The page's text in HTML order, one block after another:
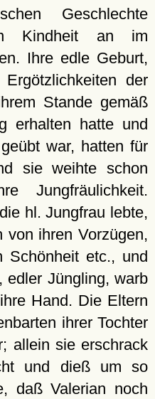
Geschlechte
Kindheit an im
Ihre edle Geburt,
der
Stande gemäß
erhalten hatte und
war, hatten für
sie weihte schon
Jungfräulichkeit.
hl. Jungfrau lebte,
von ihren Vorzügen,
Schönheit etc., und
edler Jüngling, warb
Hand. Die Eltern
ihrer Tochter
allein sie erschrack
und dieß um so
daß Valerian noch